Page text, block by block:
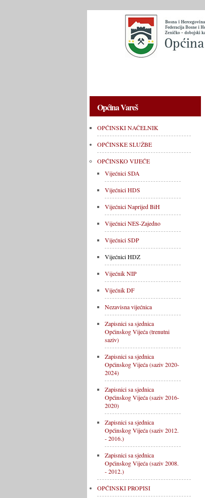
Općina Vareš
OPĆINSKI NAČELNIK
OPĆINSKE SLUŽBE
OPĆINSKO VIJEĆE
Vijećnici SDA
Vijećnici HDS
Vijećnici Naprijed BiH
Vijećnici NES-Zajedno
Vijećnici SDP
Vijećnici HDZ
Vijećnik NIP
Vijećnik DF
Nezavisna vijećnica
Zapisnici sa sjednica
Općinskog Vijeća (trenutni
saziv)
Zapisnici sa sjednica
Općinskog Vijeća (saziv 2020-
2024)
Zapisnici sa sjednica
Općinskog Vijeća (saziv 2016-
2020)
Zapisnici sa sjednica
Općinskog Vijeća (saziv 2012.
- 2016.)
Zapisnici sa sjednica
Općinskog Vijeća (saziv 2008.
- 2012.)
OPĆINSKI PROPISI